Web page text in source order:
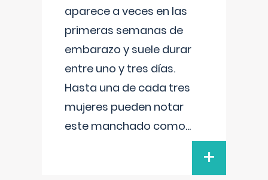
aparece a veces en las
primeras semanas de
embarazo y suele durar
entre uno y tres días.
Hasta una de cada tres
mujeres pueden notar
este manchado como...
+